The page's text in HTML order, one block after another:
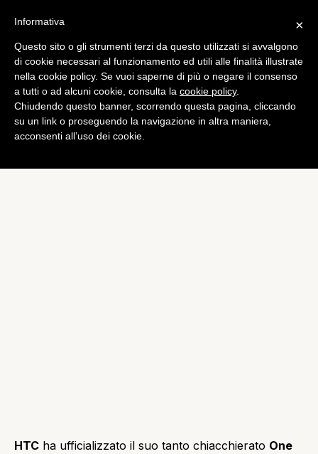
Tech
HTC One X+ ora ufficiale
di Alessandro Moretti
HTC ha ufficializzato il suo tanto chiacchierato One
×
Informativa
Questo sito o gli strumenti terzi da questo utilizzati si avvalgono
di cookie necessari al funzionamento ed utili alle finalità illustrate
nella cookie policy. Se vuoi saperne di più o negare il consenso
a tutti o ad alcuni cookie, consulta la cookie policy.
Chiudendo questo banner, scorrendo questa pagina, cliccando
su un link o proseguendo la navigazione in altra maniera,
acconsenti all’uso dei cookie.